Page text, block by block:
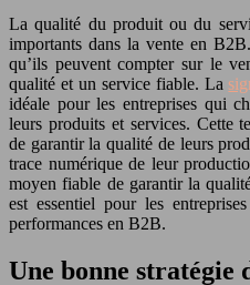
La qualité du produit ou du
importants dans la vente en
qu’ils peuvent compter sur le
qualité et un service fiable. La
idéale pour les entreprises qui
leurs produits et services. Cette
de garantir la qualité de leurs
trace numérique de leur
moyen fiable de garantir la
est essentiel pour les
performances en B2B.
Une bonne stratégie